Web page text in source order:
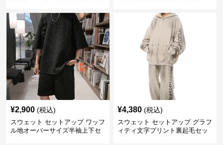
¥2,900 (税込)
スウェット セットアップ ワッフ
ル地オーバーサイズ半袖上下セ
¥4,380 (税込)
スウェット セットアップ グラフ
ィティ文字プリント裏起毛セッ